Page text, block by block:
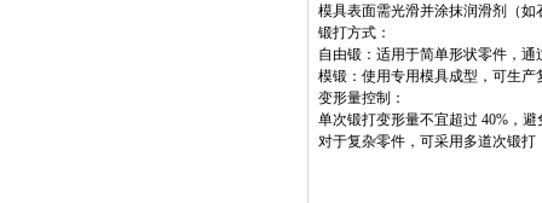
模具表面需光滑并涂抹润滑剂（
锻打方式：
自由锻：适用于简单形状零件，
模锻：使用专用模具成型，可生
变形量控制：
单次锻打变形量不宜超过 40%，
对于复杂零件，可采用多道次锻